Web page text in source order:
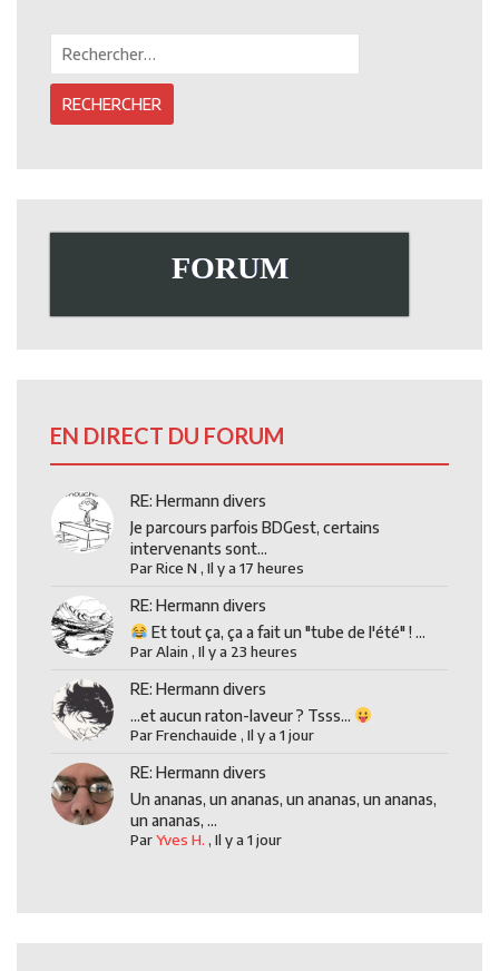
FORUM
EN DIRECT DU FORUM
RE: Hermann divers
Je parcours parfois BDGest, certains
intervenants sont...
ParRice N ,Il y a 17 heures
RE: Hermann divers
Et tout ça, ça a fait un "tube de l'été" ! ...
ParAlain ,Il y a 23 heures
RE: Hermann divers
...et aucun raton-laveur ? Tsss...
ParFrenchauide ,Il y a 1 jour
RE: Hermann divers
Un ananas, un ananas, un ananas, un ananas,
un ananas, ...
ParYves H. ,Il y a 1 jour